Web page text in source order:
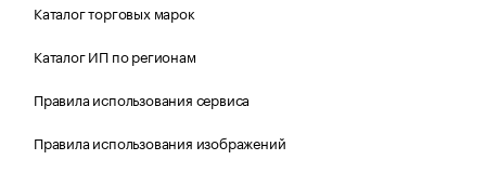
Каталог торговых марок
Каталог ИП по регионам
Правила использования сервиса
Правила использования изображений